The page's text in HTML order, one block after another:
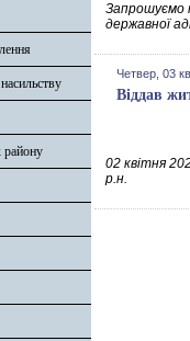
району
Запрошуємо
державної
Четвер, 03
Віддав
02 квітня
р.н.